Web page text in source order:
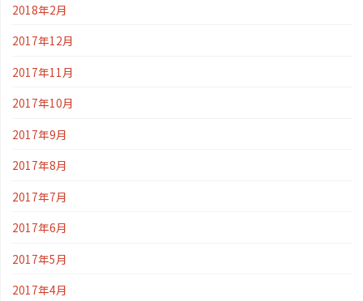
2018年2月
2017年12月
2017年11月
2017年10月
2017年9月
2017年8月
2017年7月
2017年6月
2017年5月
2017年4月